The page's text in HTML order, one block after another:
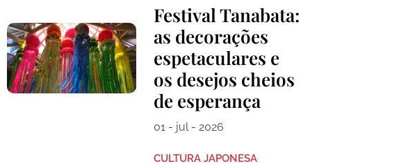
Festival Tanabata:
as decorações
espetaculares e
os desejos cheios
de esperança
01 - jul - 2026
CULTURA JAPONESA